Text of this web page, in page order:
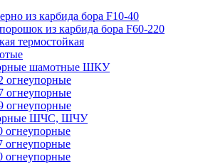
из карбида бора F10-40
из карбида бора F60-220
термостойкая
шамотные ШКУ
ШЧС, ШЧУ